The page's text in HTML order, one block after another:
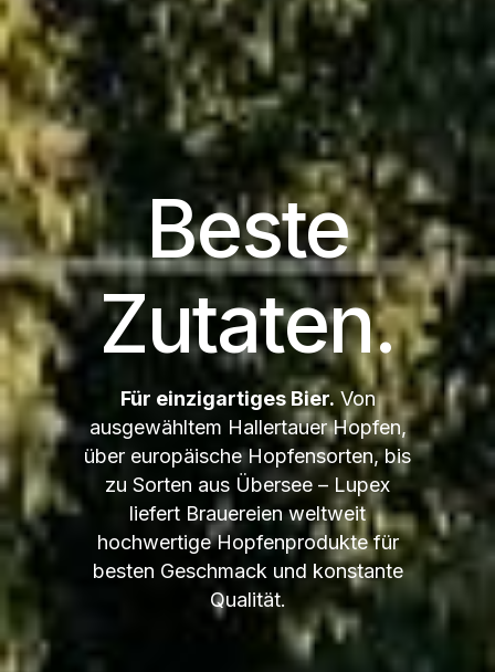
Beste
Zutaten.
Für einzigartiges Bier.Von
ausgewähltem Hallertauer Hopfen,
über europäische Hopfensorten, bis
zu Sorten aus Übersee – Lupex
liefert Brauereien weltweit
hochwertige Hopfenprodukte für
besten Geschmack und konstante
Qualität.